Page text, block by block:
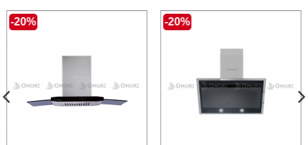
-20% -20%